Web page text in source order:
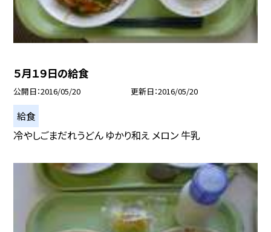
５月１９日の給食
公開日 2016/05/20 更新日 2016/05/20
給食
冷やしごまだれうどん ゆかり和え メロン 牛乳